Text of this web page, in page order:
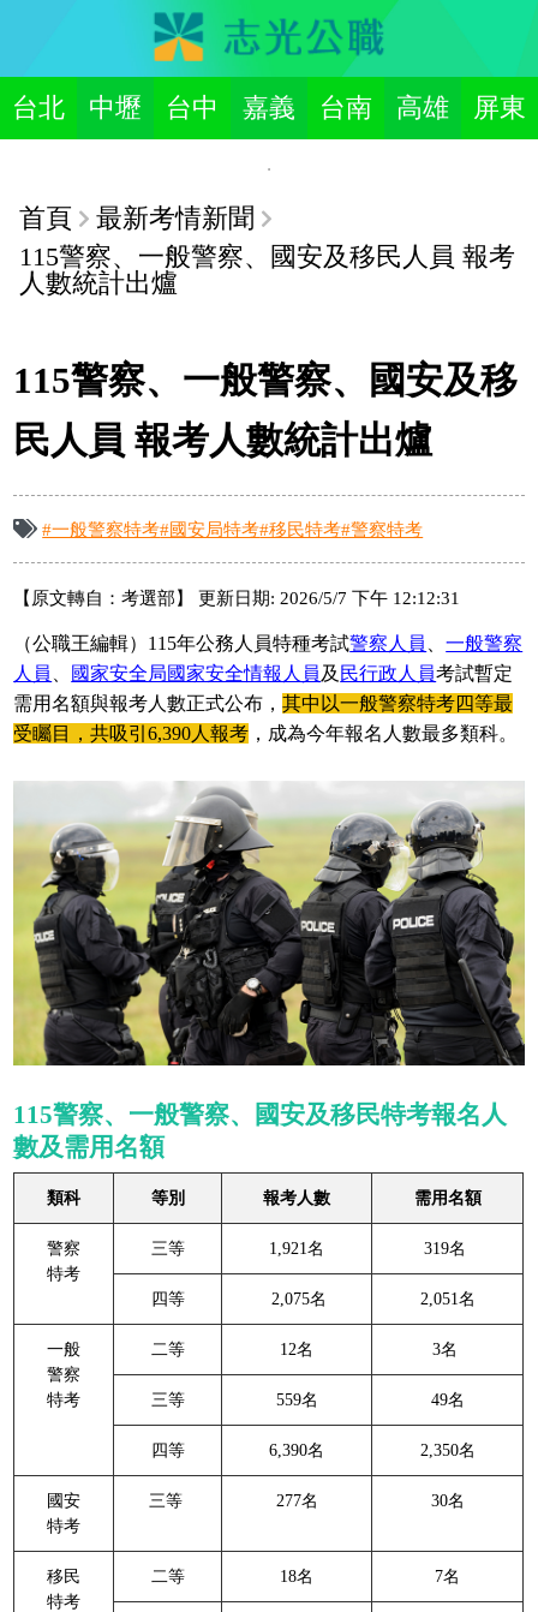
台北 中壢 台中 嘉義 台南 高雄 屏東
首頁
最新考情新聞
115警察、一般警察、國安及移民人員 報考
人數統計出爐
115警察、一般警察、國安及移
民人員 報考人數統計出爐
#一般警察特考#國安局特考#移民特考#警察特考
【原文轉自：考選部】 更新日期: 2026/5/7 下午 12:12:31
（公職王編輯）115年公務人員特種考試警察人員 、一般警察
人員 、 國家安全局國家安全情報人員及 民行政人員考試暫定
需用名額與報考人數正式公布，其中以一般警察特考四等最
受矚目，共吸引6,390人報考 ，成為今年報名人數最多類科。
115警察、一般警察、國安及移民特考報名人
數及需用名額
類科 等別 報考人數 需用名額
警察
特考
三等 1,921名 319名
四等 2,075名 2,051名
一般
警察
特考
二等 12名 3名
三等 559名 49名
四等 6,390名 2,350名
國安
特考
三等 277名 30名
移民
特考
二等 18名 7名